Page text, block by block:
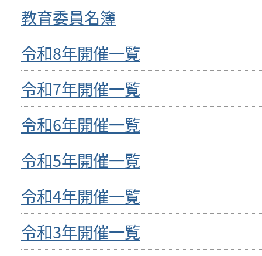
教育委員名簿
令和8年開催一覧
令和7年開催一覧
令和6年開催一覧
令和5年開催一覧
令和4年開催一覧
令和3年開催一覧